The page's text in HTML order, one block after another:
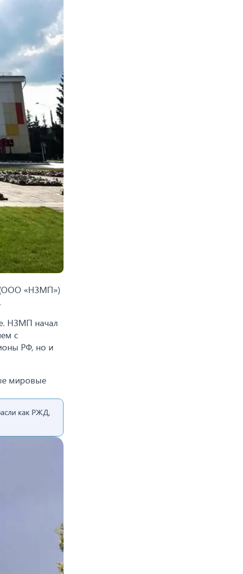
(ООО «НЗМП»)
НЗМП начал
с
РФ, но и
мировые
как РЖД,